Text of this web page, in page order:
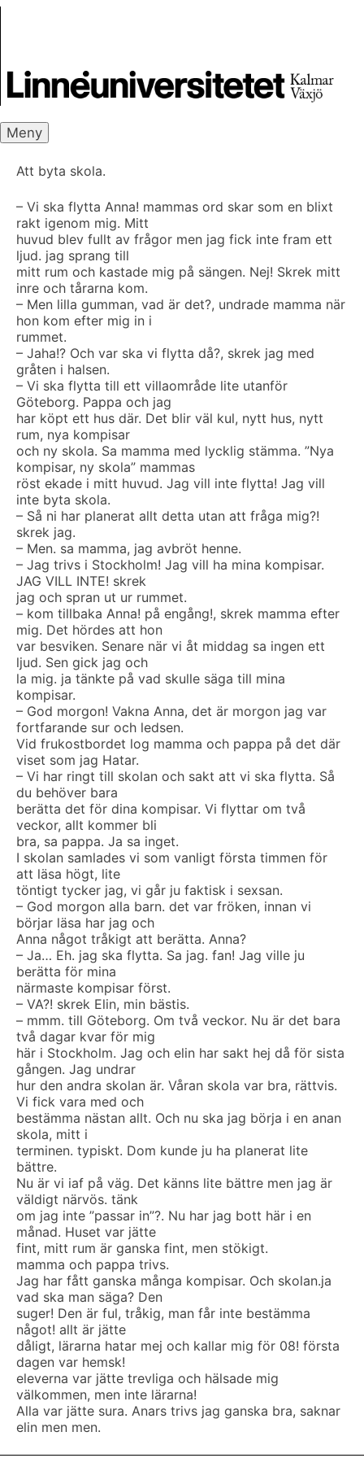
Meny
Att byta skola.
– Vi ska flytta Anna! mammas ord skar som en blixt
rakt igenom mig. Mitt
huvud blev fullt av frågor men jag fick inte fram ett
ljud. jag sprang till
mitt rum och kastade mig på sängen. Nej! Skrek mitt
inre och tårarna kom.
– Men lilla gumman, vad är det?, undrade mamma när
hon kom efter mig in i
rummet.
– Jaha!? Och var ska vi flytta då?, skrek jag med
gråten i halsen.
– Vi ska flytta till ett villaområde lite utanför
Göteborg. Pappa och jag
har köpt ett hus där. Det blir väl kul, nytt hus, nytt
rum, nya kompisar
och ny skola. Sa mamma med lycklig stämma. ”Nya
kompisar, ny skola” mammas
röst ekade i mitt huvud. Jag vill inte flytta! Jag vill
inte byta skola.
– Så ni har planerat allt detta utan att fråga mig?!
skrek jag.
– Men. sa mamma, jag avbröt henne.
– Jag trivs i Stockholm! Jag vill ha mina kompisar.
JAG VILL INTE! skrek
jag och spran ut ur rummet.
– kom tillbaka Anna! på engång!, skrek mamma efter
mig. Det hördes att hon
var besviken. Senare när vi åt middag sa ingen ett
ljud. Sen gick jag och
la mig. ja tänkte på vad skulle säga till mina
kompisar.
– God morgon! Vakna Anna, det är morgon jag var
fortfarande sur och ledsen.
Vid frukostbordet log mamma och pappa på det där
viset som jag Hatar.
– Vi har ringt till skolan och sakt att vi ska flytta. Så
du behöver bara
berätta det för dina kompisar. Vi flyttar om två
veckor, allt kommer bli
bra, sa pappa. Ja sa inget.
I skolan samlades vi som vanligt första timmen för
att läsa högt, lite
töntigt tycker jag, vi går ju faktisk i sexsan.
– God morgon alla barn. det var fröken, innan vi
börjar läsa har jag och
Anna något tråkigt att berätta. Anna?
– Ja… Eh. jag ska flytta. Sa jag. fan! Jag ville ju
berätta för mina
närmaste kompisar först.
– VA?! skrek Elin, min bästis.
– mmm. till Göteborg. Om två veckor. Nu är det bara
två dagar kvar för mig
här i Stockholm. Jag och elin har sakt hej då för sista
gången. Jag undrar
hur den andra skolan är. Våran skola var bra, rättvis.
Vi fick vara med och
bestämma nästan allt. Och nu ska jag börja i en anan
skola, mitt i
terminen. typiskt. Dom kunde ju ha planerat lite
bättre.
Nu är vi iaf på väg. Det känns lite bättre men jag är
väldigt närvös. tänk
om jag inte ”passar in”?. Nu har jag bott här i en
månad. Huset var jätte
fint, mitt rum är ganska fint, men stökigt.
mamma och pappa trivs.
Jag har fått ganska många kompisar. Och skolan.ja
vad ska man säga? Den
suger! Den är ful, tråkig, man får inte bestämma
något! allt är jätte
dåligt, lärarna hatar mej och kallar mig för 08! första
dagen var hemsk!
eleverna var jätte trevliga och hälsade mig
välkommen, men inte lärarna!
Alla var jätte sura. Anars trivs jag ganska bra, saknar
elin men men.